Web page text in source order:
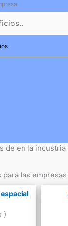
de en la
para las
)